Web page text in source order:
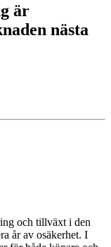
är
nästa
och tillväxt i den
år av osäkerhet. I